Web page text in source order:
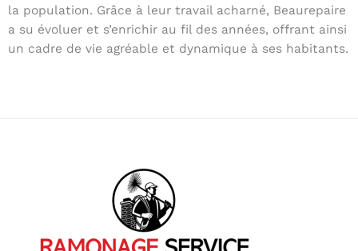
la population. Grâce à leur travail acharné, Beaurepaire
a su évoluer et s’enrichir au fil des années, offrant ainsi
un cadre de vie agréable et dynamique à ses habitants.